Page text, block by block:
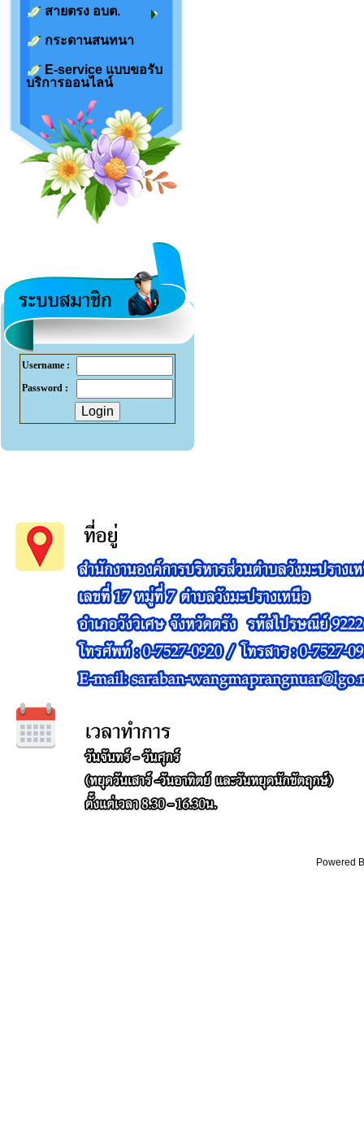
สายตรง อบต.
กระดานสนทนา
E-service แบบขอรับ
บริการออนไลน์
Username :
Password :
Powered